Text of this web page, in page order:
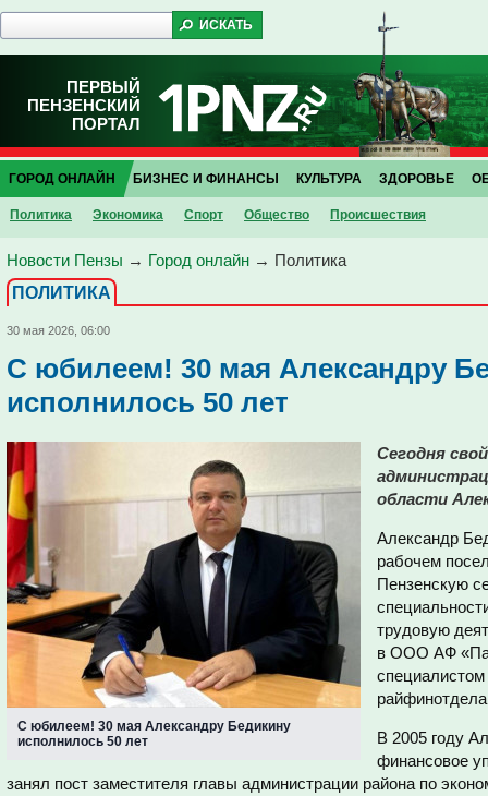
ПЕРВЫЙ
ПЕНЗЕНСКИЙ
ПОРТАЛ
ГОРОД ОНЛАЙН
Политика Экономика Спорт Общество Проиcшествия
БИЗНЕС И ФИНАНСЫ КУЛЬТУРА ЗДОРОВЬЕ
Новости Пензы → Город онлайн → Политика
ПОЛИТИКА
30 мая 2026, 06:00
С юбилеем! 30 мая Александру
исполнилось 50 лет
С юбилеем! 30 мая Александру Бедикину
исполнилось 50 лет
Сегодня
области
Александр
рабочем
Пензенскую
трудовую
в ООО АФ
специалистом
В 2005 году
финансовое
занял пост заместителя главы администрации района по